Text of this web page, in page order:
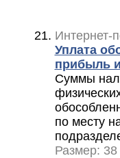
Интернет-
Уплата
прибыль
Суммы
по месту
Размер: